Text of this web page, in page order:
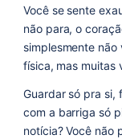
Você se sente
não para, o
simplesmente
física, mas muitas
Guardar só pra si,
com a barriga só
notícia? Você não